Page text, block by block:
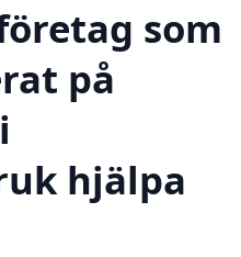
som
på
hjälpa